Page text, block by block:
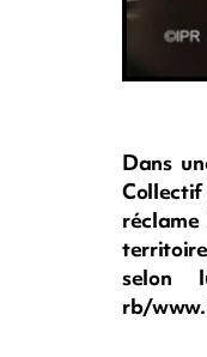
Dans
Collectif
selon
rb/